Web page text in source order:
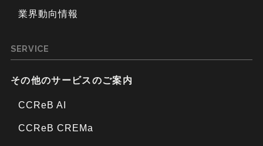
業界動向情報
SERVICE
その他のサービスのご案内
CCReB AI
CCReB CREMa